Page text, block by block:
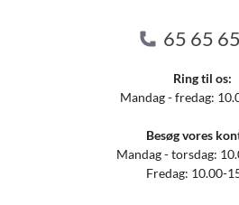
65 65
Ring til os:
Mandag - fredag:
Besøg vores
Mandag - torsdag:
Fredag: 10.00-